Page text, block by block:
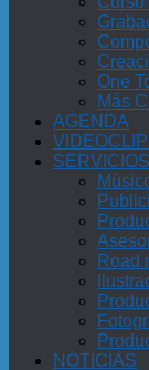
One
Más
AGENDA
SERVICIOS
Road
NOTICIAS